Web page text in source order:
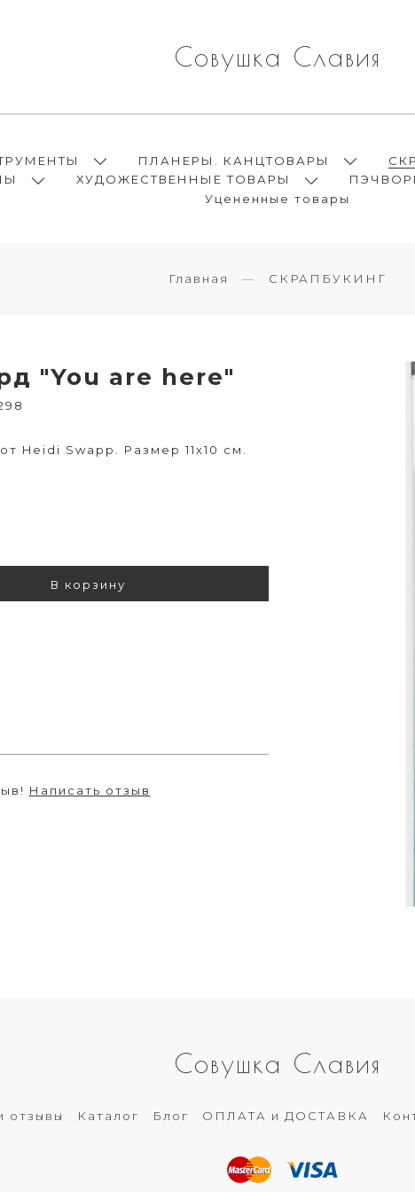
Совушка Славия
ПЛАНЕРЫ. КАНЦТОВАРЫ
ХУДОЖЕСТВЕННЫЕ ТОВАРЫ
Уцененные товары
Главная СКРАПБУКИНГ
"You are here"
Heidi Swapp. Размер 11х10 см.
В корзину
Написать отзыв
Совушка Славия
отзывы Каталог Блог ОПЛАТА и ДОСТАВКА